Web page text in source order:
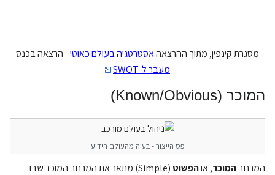
מסגרת קינפין, מתוך ההרצאהאסטרטגיה בעולם כאוטי- הרצאה בכנס
מעבר ל-SWOT
המוכר (Known/Obvious)
פס הייצור - בעיה מהעולם הידוע
המרחבהמוכר, אוהפשוט
(Simple) מתאר את המרחב המוכר שבו